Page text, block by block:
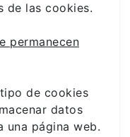
de las cookies.
permanecen
de cookies
datos
una página web.